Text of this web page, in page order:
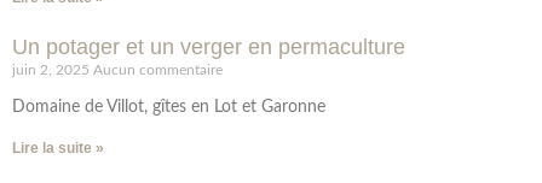
Un potager et un verger en permaculture
juin 2, 2025 Aucun commentaire
Domaine de Villot, gîtes en Lot et Garonne
Lire la suite »